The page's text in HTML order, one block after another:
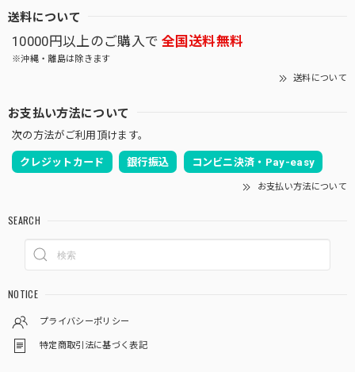
送料について
10000円以上のご購入で 全国送料無料
※沖縄・離島は除きます
送料について
お支払い方法について
次の方法がご利用頂けます。
クレジットカード 銀行振込 コンビニ決済・Pay-easy
お支払い方法について
SEARCH
NOTICE
プライバシーポリシー
特定商取引法に基づく表記